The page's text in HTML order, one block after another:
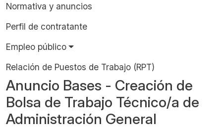
Normativa y anuncios
Perfil de contratante
Empleo público
Relación de Puestos de Trabajo (RPT)
Anuncio Bases - Creación de
Bolsa de Trabajo Técnico/a de
Administración General